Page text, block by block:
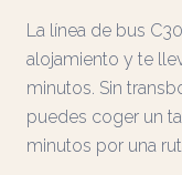
La línea de bus
alojamiento y te
minutos. Sin
puedes coger un
minutos por una